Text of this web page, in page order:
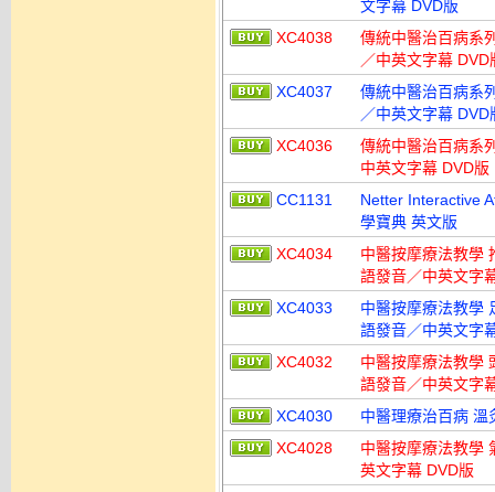
文字幕 DVD版
XC4038
傳統中醫治百病系
／中英文字幕 DVD
XC4037
傳統中醫治百病系
／中英文字幕 DVD
XC4036
傳統中醫治百病系
中英文字幕 DVD版
CC1131
Netter Interactive
學寶典 英文版
XC4034
中醫按摩療法教學
語發音／中英文字
XC4033
中醫按摩療法教學
語發音／中英文字
XC4032
中醫按摩療法教學
語發音／中英文字
XC4030
中醫理療治百病 溫
XC4028
中醫按摩療法教學
英文字幕 DVD版